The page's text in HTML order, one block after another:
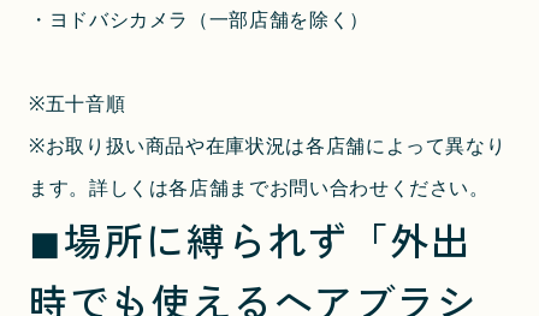
・ヨドバシカメラ（一部店舗を除く）
※五十音順
※お取り扱い商品や在庫状況は各店舗によって異なり
ます。詳しくは各店舗までお問い合わせください。
◼︎場所に縛られず「外出
時でも使えるヘアブラシ